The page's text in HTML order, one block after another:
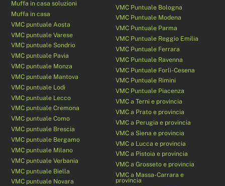
Muffa in casa soluzioni
Muffa in casa
VMC puntuale Aosta
VMC puntuale Varese
VMC puntuale Sondrio
VMC puntuale Pavia
VMC puntuale Monza
VMC puntuale Mantova
VMC puntuale Lodi
VMC puntuale Lecco
VMC puntuale Cremona
VMC puntuale Como
VMC puntuale Brescia
VMC puntuale Bergamo
VMC puntuale Milano
VMC puntuale Verbania
VMC puntuale Biella
VMC puntuale Novara
VMC Puntuale Bologna
VMC Puntuale Modena
VMC Puntuale Parma
VMC Puntuale Reggio Emilia
VMC Puntuale Ferrara
VMC Puntuale Ravenna
VMC Puntuale Forlì-Cesena
VMC Puntuale Rimini
VMC Puntuale Piacenza
VMC a Terni e provincia
VMC a Prato e provincia
VMC a Perugia e provincia
VMC a Siena e provincia
VMC a Lucca e provincia
VMC a Pistoia e provincia
VMC a Grosseto e provincia
VMC a Massa-Carrara e
provincia